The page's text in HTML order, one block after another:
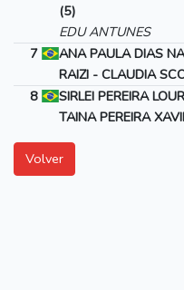
(5)
EDU ANTUNES
7
ANA PAULA DIAS
RAIZI - CLAUDIA
8
SIRLEI PEREIRA
TAINA PEREIRA
Volver